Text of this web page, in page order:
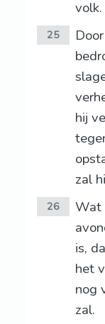
volk.
25
hij
zal
26
Wat
is,
het
nog
zal.